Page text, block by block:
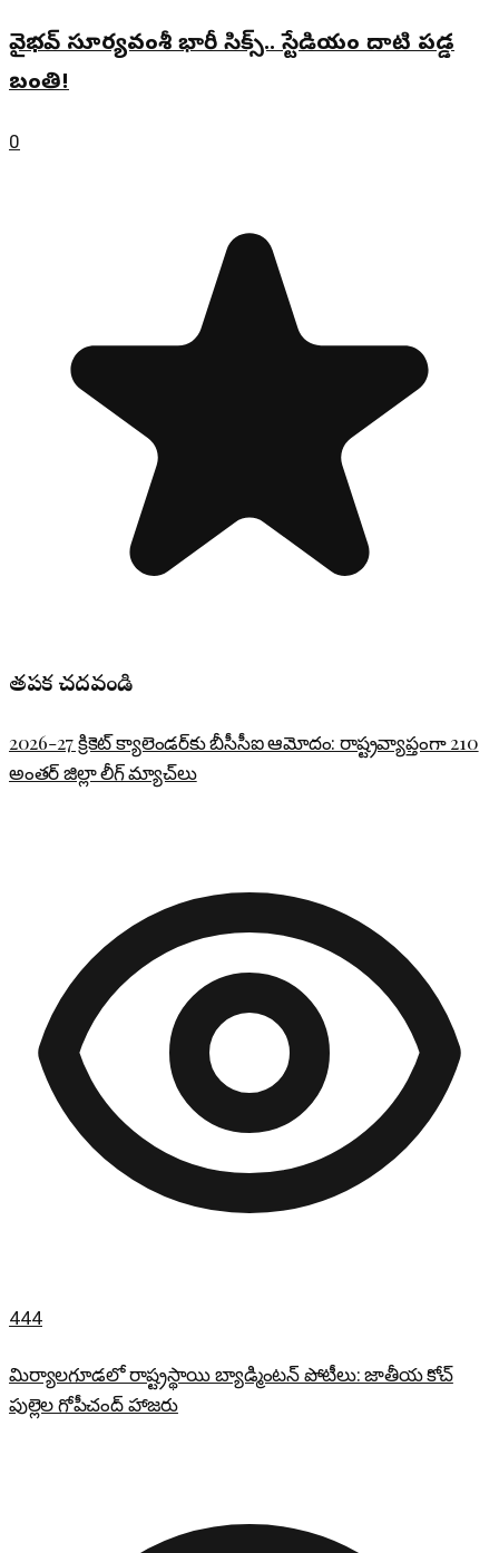
వైభవ్ సూర్యవంశీ భారీ సిక్స్.. స్టేడియం దాటి పడ్డ
బంతి!
0
తప్పక చదవండి
2026-27 క్రికెట్ క్యాలెండర్‌కు బీసీసీఐ ఆమోదం: రాష్ట్రవ్యాప్తంగా 210
అంతర్ జిల్లా లీగ్ మ్యాచ్‌లు
444
మిర్యాలగూడలో రాష్ట్రస్థాయి బ్యాడ్మింటన్ పోటీలు: జాతీయ కోచ్
పుల్లెల గోపీచంద్ హాజరు